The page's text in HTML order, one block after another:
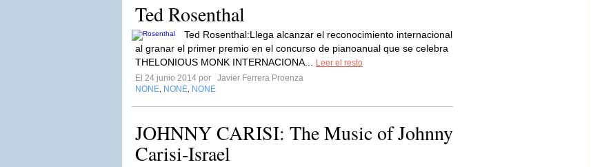
Ted Rosenthal
Ted Rosenthal:Llega alcanzar el reconocimiento internacional
al granar el primer premio en el concurso de pianoanual que se celebra
THELONIOUS MONK INTERNACIONA...
Leer el resto
El 24 junio 2014 por
Javier Ferrera Proenza
NONE NONE NONE
JOHNNY CARISI: The Music of Johnny
Carisi-Israel